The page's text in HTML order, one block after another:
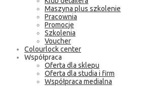
Maszyna plus szkolenie
Pracownia
Promocje
Szkolenia
Voucher
Colourlock center
Współpraca
Oferta dla sklepu
Oferta dla studia i firm
Współpraca medialna